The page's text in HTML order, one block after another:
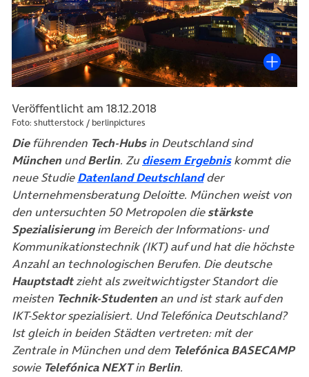
Veröffentlicht am 18.12.2018
Foto: shutterstock / berlinpictures
Dieführenden Tech-Hubsin Deutschland sind
MünchenundBerlin. Zudiesem Ergebnis(öffnet in
kommt die
neue StudieDatenland Deutschland(öffnet in neuem
der
Unternehmensberatung Deloitte. München weist von
den untersuchten 50 Metropolen diestärkste
Spezialisierungim Bereich der Informations- und
Kommunikationstechnik (IKT) auf und hat die höchste
Anzahl an technologischen Berufen. Die deutsche
Hauptstadtzieht als zweitwichtigster Standort die
meisten Technik-Studentenan und ist stark auf den
IKT-Sektor spezialisiert. Und Telefónica Deutschland?
Ist gleich in beiden Städten vertreten: mit der
Zentrale in München und dem Telefónica BASECAMP
sowie Telefónica NEXTin Berlin.